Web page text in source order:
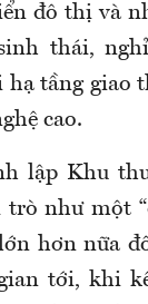
đô thị và
thái,
tầng giao
cao.
lập Khu
trò như một
hơn nữa
tới, khi